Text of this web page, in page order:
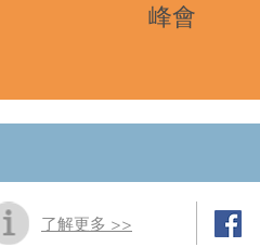
峰會
了解更多 >>